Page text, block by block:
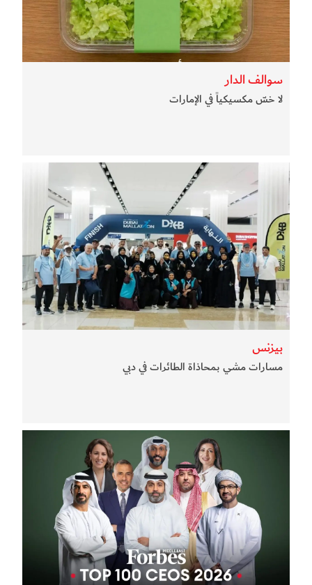
سوالف الدار
لا خسّ مكسيكياً في الإمارات
بيزنس
مسارات مشي بمحاذاة الطائرات في دبي